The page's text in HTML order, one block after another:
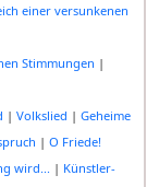
einer versunkenen
Stimmungen |
| Volkslied | Geheime
| O Friede!
wird... | Künstler-